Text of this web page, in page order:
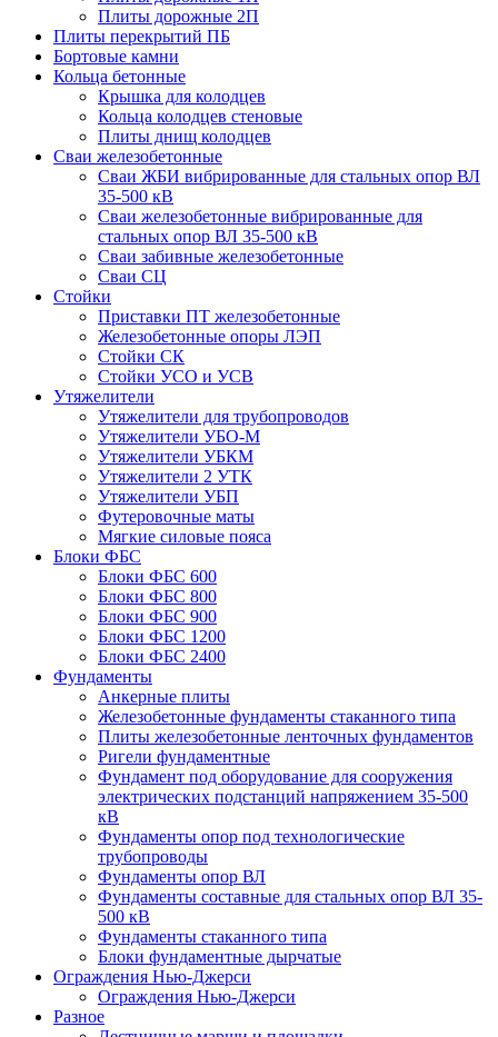
Плиты дорожные 2П
Плиты перекрытий ПБ
Бортовые камни
Кольца бетонные
Крышка для колодцев
Кольца колодцев стеновые
Плиты днищ колодцев
Сваи железобетонные
Сваи ЖБИ вибрированные для стальных опор ВЛ
35-500 кВ
Сваи железобетонные вибрированные для
стальных опор ВЛ 35-500 кВ
Сваи забивные железобетонные
Сваи СЦ
Стойки
Приставки ПТ железобетонные
Железобетонные опоры ЛЭП
Стойки СК
Стойки УСО и УСВ
Утяжелители
Утяжелители для трубопроводов
Утяжелители УБО-М
Утяжелители УБКМ
Утяжелители 2 УТК
Утяжелители УБП
Футеровочные маты
Мягкие силовые пояса
Блоки ФБС
Блоки ФБС 600
Блоки ФБС 800
Блоки ФБС 900
Блоки ФБС 1200
Блоки ФБС 2400
Фундаменты
Анкерные плиты
Железобетонные фундаменты стаканного типа
Плиты железобетонные ленточных фундаментов
Ригели фундаментные
Фундамент под оборудование для сооружения
электрических подстанций напряжением 35-500
кВ
Фундаменты опор под технологические
трубопроводы
Фундаменты опор ВЛ
Фундаменты составные для стальных опор ВЛ 35-
500 кВ
Фундаменты стаканного типа
Блоки фундаментные дырчатые
Ограждения Нью-Джерси
Ограждения Нью-Джерси
Разное